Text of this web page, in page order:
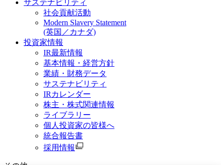
サステナビリティ
社会貢献活動
Modern Slavery Statement
(英国／カナダ)
投資家情報
IR最新情報
基本情報・経営方針
業績・財務データ
サステナビリティ
IRカレンダー
株主・株式関連情報
ライブラリー
個人投資家の皆様へ
統合報告書
採用情報